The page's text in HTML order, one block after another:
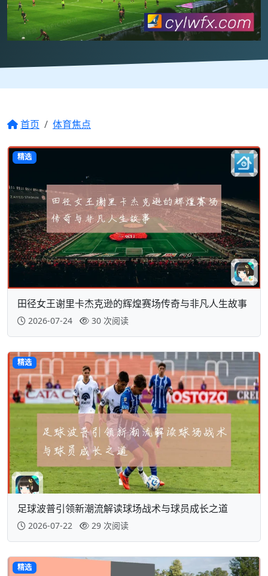
首页 体育焦点
精选
田径女王谢里卡杰克逊的辉煌赛场传奇与非凡人生故事
2026-07-24 30 次阅读
精选
足球波普引领新潮流解读球场战术与球员成长之道
2026-07-22 29 次阅读
精选